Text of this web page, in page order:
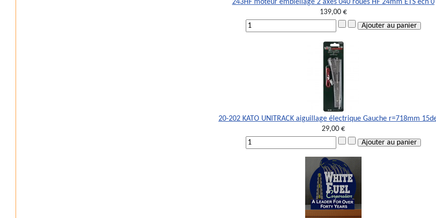
243HF moteur embiellage 2 axes 040 roues HF 24mm ETS ech 0
139,00 €
20-202 KATO UNITRACK aiguillage électrique Gauche r=718mm
29,00 €